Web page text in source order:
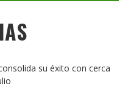
su éxito con cerca